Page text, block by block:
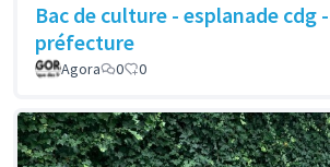
Bac de culture - esplanade cdg
préfecture
Agora 0 0